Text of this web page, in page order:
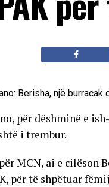
për dëshminë e
i trembur.
MCN, ai e cilëson
për të shpëtuar